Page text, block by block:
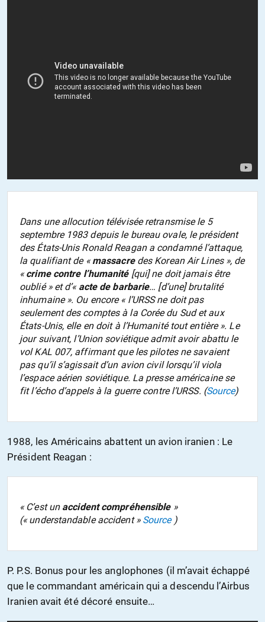
Dans une allocution télévisée retransmise le 5
septembre 1983 depuis le bureau ovale, le président
des États-Unis Ronald Reagan a condamné l’attaque,
la qualifiant de «massacredes Korean Air Lines », de
«crime contre l’humanité[qui] ne doit jamais être
oublié » et d’«acte de barbarie… [d’une] brutalité
inhumaine ». Ou encore « l’URSS ne doit pas
seulement des comptes à la Corée du Sud et aux
États-Unis, elle en doit à l’Humanité tout entière ». Le
jour suivant, l’Union soviétique admit avoir abattu le
vol KAL 007, affirmant que les pilotes ne savaient
pas qu’il s’agissait d’un avion civil lorsqu’il viola
l’espace aérien soviétique. La presse américaine se
fit l’écho d’appels à la guerre contre l’URSS. (Source)
1988, les Américains abattent un avion iranien : Le
Président Reagan :
« C’est un accident compréhensible»
(« understandable accident » Source )
P. P.S. Bonus pour les anglophones (il m’avait échappé
que le commandant américain qui a descendu l’Airbus
Iranien avait été décoré ensuite…